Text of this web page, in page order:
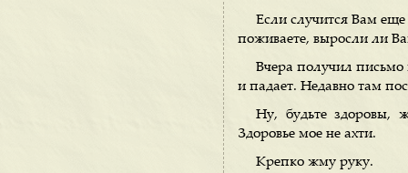
Если случится Вам еще
поживаете, выросли ли
Вчера получил письмо
и падает. Недавно там
Ну, будьте здоровы,
Здоровье мое не ахти.
Крепко жму руку.